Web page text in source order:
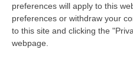
preferences will apply to this
preferences or withdraw your
to this site and clicking the
webpage.
«Considerate le
riscontrati –
convenuto sulla